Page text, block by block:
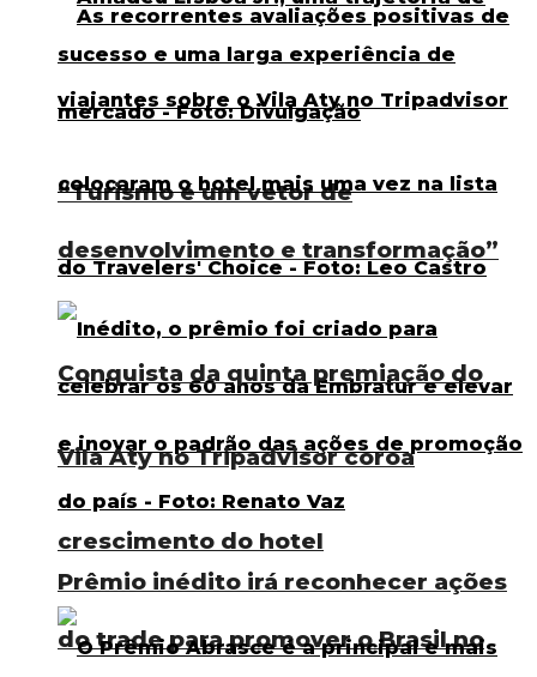
“Turismo é um vetor de
desenvolvimento e transformação”
Prêmio inédito irá reconhecer ações
do trade para promover o Brasil no
Conquista da quinta premiação do
Vila Aty no Tripadvisor coroa
crescimento do hotel